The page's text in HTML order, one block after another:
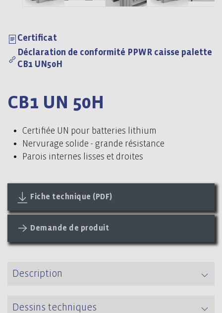
Certificat
Déclaration de conformité PPWR caisse palette
CB1 UN50H
CB1 UN 50H
Certifiée UN pour batteries lithium
Nervurage solide - grande résistance
Parois internes lisses et droites
Fiche technique (PDF)
Demande de produit
Description
Dessins techniques